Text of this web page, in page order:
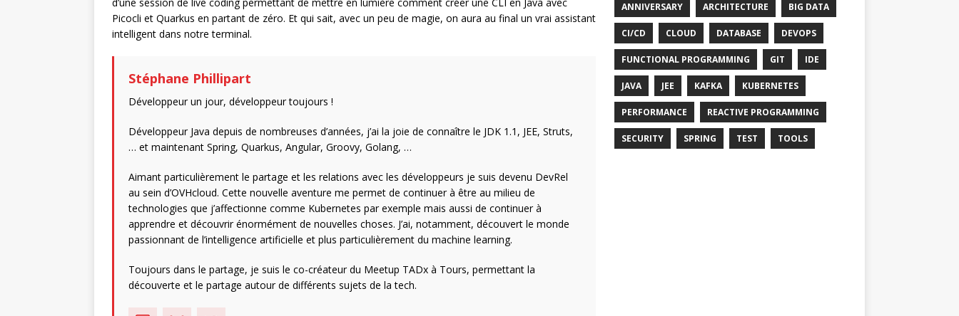
Picocli et Quarkus en partant de zéro. Et qui sait, avec un peu de magie, on aura au final un vrai assistant
intelligent dans notre terminal.
Stéphane Phillipart
Développeur un jour, développeur toujours !
Développeur Java depuis de nombreuses d’années, j’ai la joie de connaître le JDK 1.1, JEE, Struts,
… et maintenant Spring, Quarkus, Angular, Groovy, Golang, …
Aimant particulièrement le partage et les relations avec les développeurs je suis devenu DevRel
au sein d’OVHcloud. Cette nouvelle aventure me permet de continuer à être au milieu de
technologies que j’affectionne comme Kubernetes par exemple mais aussi de continuer à
apprendre et découvrir énormément de nouvelles choses. J’ai, notamment, découvert le monde
passionnant de l’intelligence artificielle et plus particulièrement du machine learning.
Toujours dans le partage, je suis le co-créateur du Meetup TADx à Tours, permettant la
découverte et le partage autour de différents sujets de la tech.
ANNIVERSARY ARCHITECTURE BIG DATA
CI/CD CLOUD DATABASE DEVOPS
FUNCTIONAL PROGRAMMING GIT IDE
JAVA JEE KAFKA KUBERNETES
PERFORMANCE REACTIVE PROGRAMMING
SECURITY SPRING TEST TOOLS